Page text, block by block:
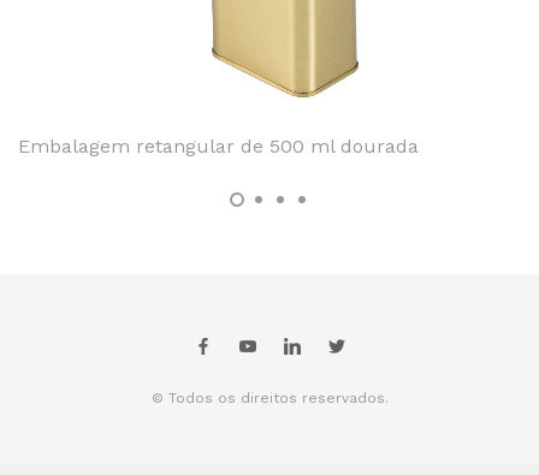
Embalagem retangular de 500 ml dourada
© Todos os direitos reservados.